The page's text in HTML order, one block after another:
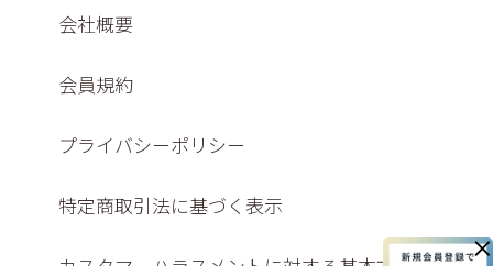
×
会社概要
会員規約
プライバシーポリシー
特定商取引法に基づく表示